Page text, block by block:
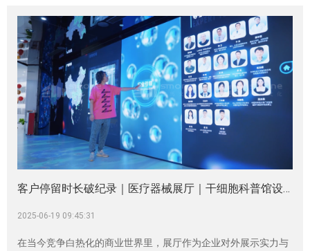
客户停留时长破纪录｜医疗器械展厅｜干细胞科普馆设计｜神马文化
2025-06-19 09:45:31
在当今竞争白热化的商业世界里，展厅作为企业对外展示实力与